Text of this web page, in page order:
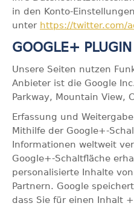
in den Konto-Einstellungen
unter https://twitter.com/
GOOGLE+ PLUGIN
Unsere Seiten nutzen
Anbieter ist die Google
Parkway, Mountain View,
Erfassung und
Mithilfe der Google+-
Informationen weltweit
Google+-Schaltfläche
personalisierte Inhalte
Partnern. Google
dass Sie für einen Inhalt